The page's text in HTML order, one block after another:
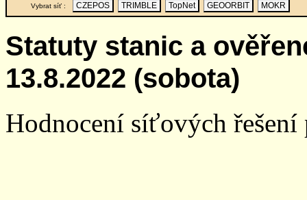
Vybrat síť : CZEPOS TRIMBLE TopNet GEOORBIT MOKR
Statuty stanic a
13.8.2022 (sobota)
Hodnocení síťových